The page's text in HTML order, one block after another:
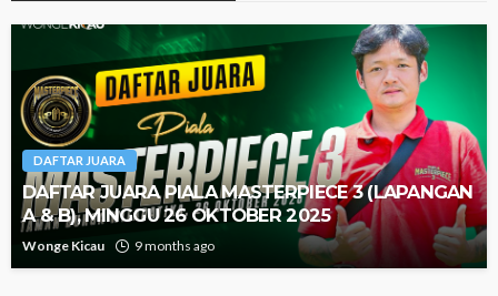
DAFTAR JUARA
DAFTAR JUARA PIALA MASTERPIECE 3 (LAPANGAN
A & B), MINGGU 26 OKTOBER 2025
Wonge Kicau 9 months ago